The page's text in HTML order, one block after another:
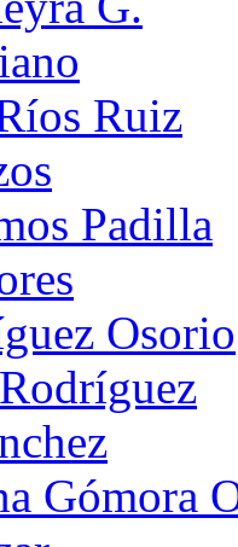
Ruiz
Padilla
Osorio
Gómora